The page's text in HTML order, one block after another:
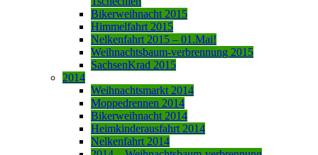
Bikerweihnacht 2015
Himmelfahrt 2015
Nelkenfahrt 2015 – 01.Mai!
Weihnachtsbaum-verbrennung 2015
SachsenKrad 2015
2014
Weihnachtsmarkt 2014
Moppedrennen 2014
Bikerweihnacht 2014
Heimkinderausfahrt 2014
Nelkenfahrt 2014